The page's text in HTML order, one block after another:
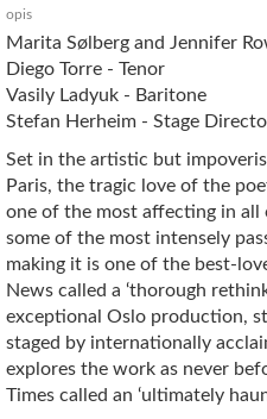
opis
Marita Sølberg and Jennifer
Diego Torre - Tenor
Vasily Ladyuk - Baritone
Stefan Herheim - Stage
Set in the artistic but
Paris, the tragic love of the
one of the most affecting in all
some of the most intensely
making it is one of the best-
News called a ‘thorough
exceptional Oslo production,
staged by internationally
explores the work as never
Times called an ‘ultimately